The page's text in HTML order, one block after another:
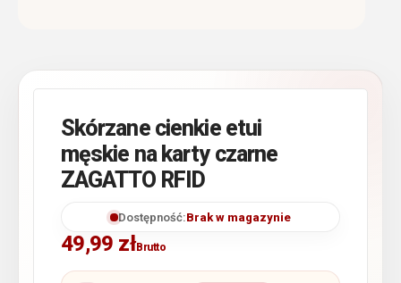
Skórzane cienkie etui
męskie na karty czarne
ZAGATTO RFID
Dostępność:Brak w magazynie
49,99 złBrutto